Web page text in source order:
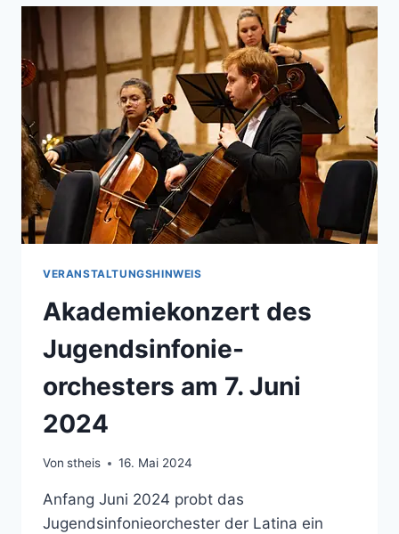
„JUGEND
MUSIZIERT“
VERANSTALTUNGSHINWEIS
Akademiekonzert des
Jugendsinfonie-
orchesters am 7. Juni
2024
Von stheis 16. Mai 2024
Anfang Juni 2024 probt das
Jugendsinfonieorchester der Latina ein